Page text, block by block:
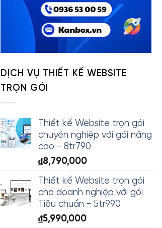
DỊCH VỤ THIẾT KẾ WEBSITE
TRỌN GÓI
Thiết kế Website trọn gói
chuyên nghiệp với gói nâng
cao - 8tr790
₫8,790,000
Thiết kế Website trọn gói
cho doanh nghiệp với gói
Tiêu chuẩn - 5tr990
₫5,990,000